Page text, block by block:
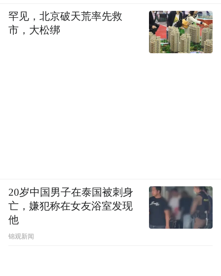
罕见，北京破天荒率先救
市，大松绑
20岁中国男子在泰国被刺身
亡，嫌犯称在女友浴室发现
他
锦观新闻